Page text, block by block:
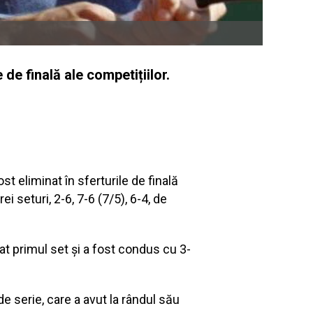
finală ale competițiilor.
eliminat în sferturile de finală
seturi, 2-6, 7-6 (7/5), 6-4, de
primul set și a fost condus cu 3-
serie, care a avut la rândul său